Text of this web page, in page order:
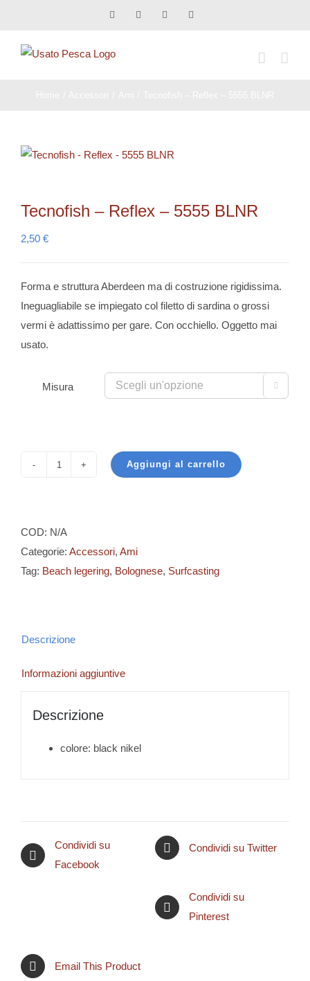
contenuto
Facebook Instagram
Tecnofish – Reflex – 5555 BLNR
2,50 €
Forma e struttura Aberdeen ma di costruzione rigidissima.
Ineguagliabile se impiegato col filetto di sardina o grossi
vermi è adattissimo per gare. Con occhiello. Oggetto mai
usato.
Misura 
-
5555
BLNR
Aggiungi al carrello
COD: N/A
Categorie: Accessori, Ami
Tag: Beach legering, Bolognese, Surfcasting
Descrizione
Informazioni aggiuntive
Descrizione
colore: black nikel
Condividi su
Facebook
Condividi su Twitter
Condividi su
Pinterest
Email This Product